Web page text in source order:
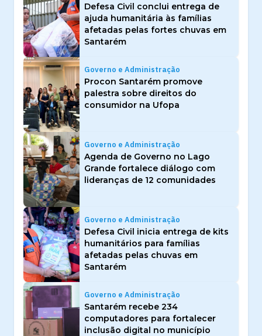
Defesa Civil conclui entrega de
ajuda humanitária às famílias
afetadas pelas fortes chuvas em
Santarém
Governo e Administração
Procon Santarém promove
palestra sobre direitos do
consumidor na Ufopa
Governo e Administração
Agenda de Governo no Lago
Grande fortalece diálogo com
lideranças de 12 comunidades
Governo e Administração
Defesa Civil inicia entrega de kits
humanitários para famílias
afetadas pelas chuvas em
Santarém
Governo e Administração
Santarém recebe 234
computadores para fortalecer
inclusão digital no município